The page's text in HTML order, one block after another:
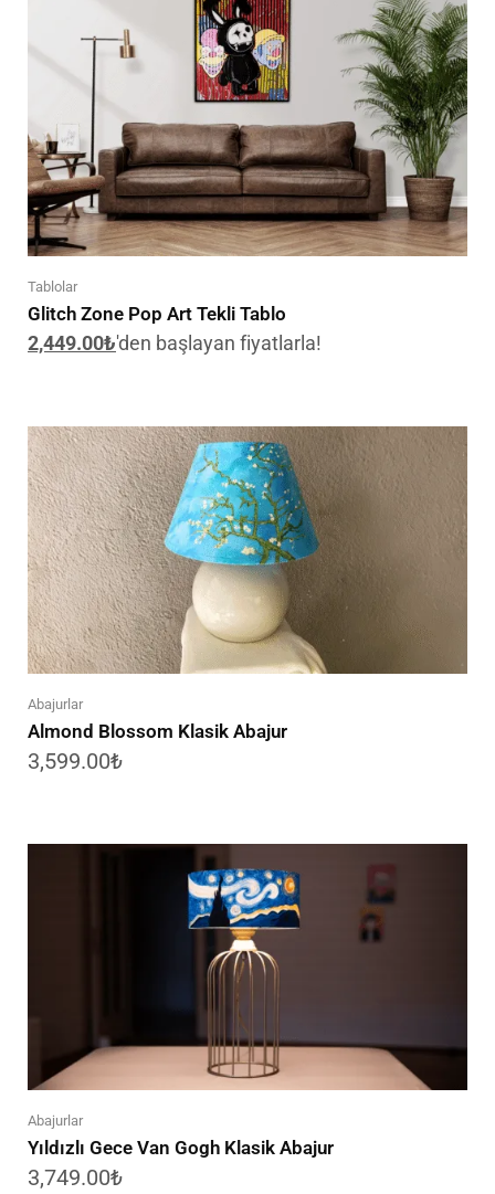
Tablolar
Glitch Zone Pop Art Tekli Tablo
2,449.00₺'den başlayan fiyatlarla!
Abajurlar
Almond Blossom Klasik Abajur
3,599.00₺
Abajurlar
Yıldızlı Gece Van Gogh Klasik Abajur
3,749.00₺